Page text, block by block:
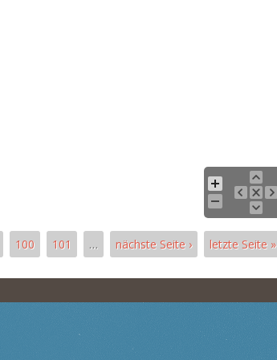
100 101 … nächste Seite › letzte Seite »